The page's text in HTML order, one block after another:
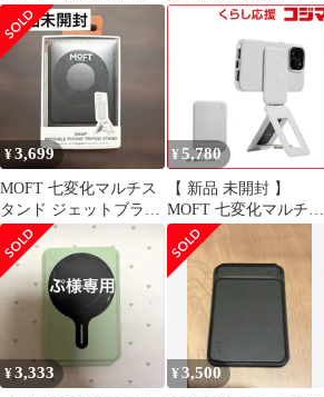
ープ
¥3,699
MOFT 七変化マルチス
タンド ジェットブラッ
クiPhone Magsafe
¥ 5,780
【 新品 未開封 】
MOFT 七変化マルチス
タンド MagSafe対応 ミ
スティグレー MS027-1-
MO-MCGY 未使用 送料
無料
¥3,333 ¥3,500